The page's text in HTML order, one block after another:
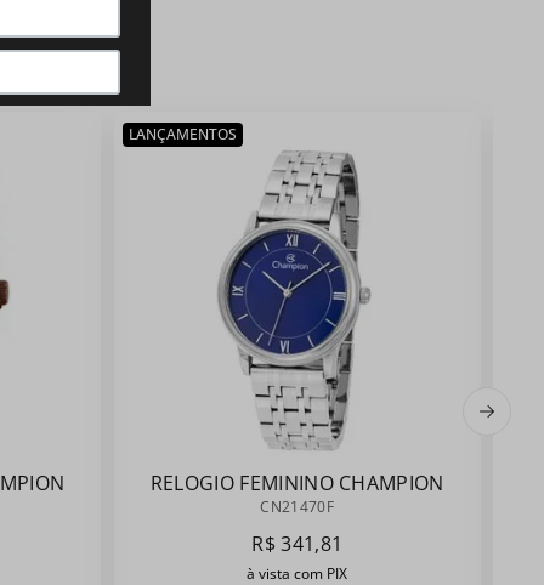
LANÇAMENTOS
RELOGIO FEMININO CHAMPION
CN21470F
CN21470F
R$ 341,81
à vista com PIX